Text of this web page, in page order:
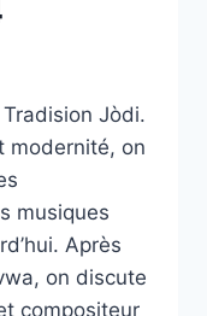
Jòdi.
modernité, on
musiques
Après
on discute
compositeur